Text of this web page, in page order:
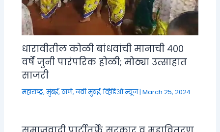
धारावीतील कोळी बांधवांची मानाची ४००
वर्षे जुनी पारंपरिक होळी; मोठ्या उत्साहात
साजरी
महाराष्ट्र,मुंबई, ठाणे, नवी मुंबई,व्हिडिओ न्यूज|March 25, 2024